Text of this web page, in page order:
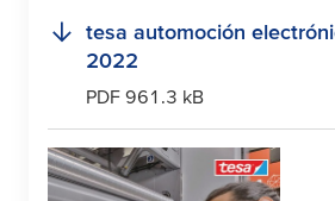
tesa automoción
2022
PDF 961.3 kB